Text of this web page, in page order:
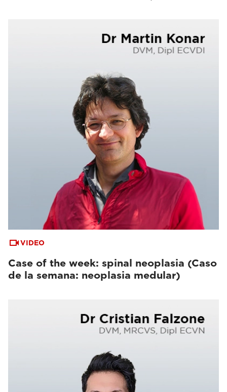
VIDEO
Case of the week: spinal neoplasia (Caso
de la semana: neoplasia medular)